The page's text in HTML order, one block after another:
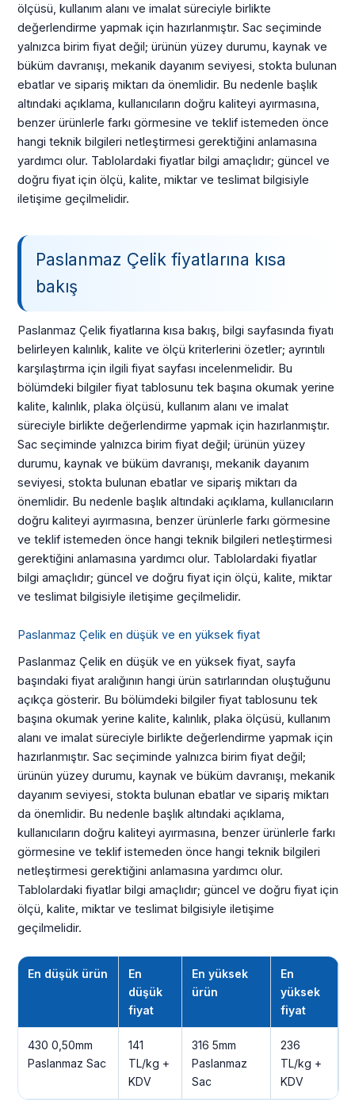
ölçüsü, kullanım alanı ve imalat süreciyle birlikte
değerlendirme yapmak için hazırlanmıştır. Sac seçiminde
yalnızca birim fiyat değil; ürünün yüzey durumu, kaynak ve
büküm davranışı, mekanik dayanım seviyesi, stokta bulunan
ebatlar ve sipariş miktarı da önemlidir. Bu nedenle başlık
altındaki açıklama, kullanıcıların doğru kaliteyi ayırmasına,
benzer ürünlerle farkı görmesine ve teklif istemeden önce
hangi teknik bilgileri netleştirmesi gerektiğini anlamasına
yardımcı olur. Tablolardaki fiyatlar bilgi amaçlıdır; güncel ve
doğru fiyat için ölçü, kalite, miktar ve teslimat bilgisiyle
iletişime geçilmelidir.
Paslanmaz Çelik fiyatlarına kısa
bakış
Paslanmaz Çelik fiyatlarına kısa bakış, bilgi sayfasında fiyatı
belirleyen kalınlık, kalite ve ölçü kriterlerini özetler; ayrıntılı
karşılaştırma için ilgili fiyat sayfası incelenmelidir. Bu
bölümdeki bilgiler fiyat tablosunu tek başına okumak yerine
kalite, kalınlık, plaka ölçüsü, kullanım alanı ve imalat
süreciyle birlikte değerlendirme yapmak için hazırlanmıştır.
Sac seçiminde yalnızca birim fiyat değil; ürünün yüzey
durumu, kaynak ve büküm davranışı, mekanik dayanım
seviyesi, stokta bulunan ebatlar ve sipariş miktarı da
önemlidir. Bu nedenle başlık altındaki açıklama, kullanıcıların
doğru kaliteyi ayırmasına, benzer ürünlerle farkı görmesine
ve teklif istemeden önce hangi teknik bilgileri netleştirmesi
gerektiğini anlamasına yardımcı olur. Tablolardaki fiyatlar
bilgi amaçlıdır; güncel ve doğru fiyat için ölçü, kalite, miktar
ve teslimat bilgisiyle iletişime geçilmelidir.
Paslanmaz Çelik en düşük ve en yüksek fiyat
Paslanmaz Çelik en düşük ve en yüksek fiyat, sayfa
başındaki fiyat aralığının hangi ürün satırlarından oluştuğunu
açıkça gösterir. Bu bölümdeki bilgiler fiyat tablosunu tek
başına okumak yerine kalite, kalınlık, plaka ölçüsü, kullanım
alanı ve imalat süreciyle birlikte değerlendirme yapmak için
hazırlanmıştır. Sac seçiminde yalnızca birim fiyat değil;
ürünün yüzey durumu, kaynak ve büküm davranışı, mekanik
dayanım seviyesi, stokta bulunan ebatlar ve sipariş miktarı
da önemlidir. Bu nedenle başlık altındaki açıklama,
kullanıcıların doğru kaliteyi ayırmasına, benzer ürünlerle farkı
görmesine ve teklif istemeden önce hangi teknik bilgileri
netleştirmesi gerektiğini anlamasına yardımcı olur.
Tablolardaki fiyatlar bilgi amaçlıdır; güncel ve doğru fiyat için
ölçü, kalite, miktar ve teslimat bilgisiyle iletişime
geçilmelidir.
En düşük ürün
En
düşük
fiyat
En yüksek
ürün
En
yüksek
fiyat
430 0,50mm
Paslanmaz Sac
141
TL/kg +
KDV
316 5mm
Paslanmaz
Sac
236
TL/kg +
KDV